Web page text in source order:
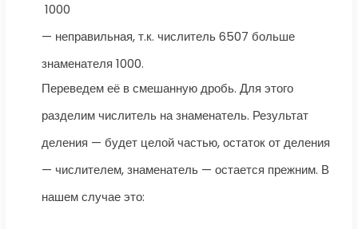
1000
— неправильная, т.к. числитель 6507 больше
знаменателя 1000.
Переведем её в смешанную дробь. Для этого
разделим числитель на знаменатель. Результат
деления — будет целой частью, остаток от деления
— числителем, знаменатель — остается прежним. В
нашем случае это: